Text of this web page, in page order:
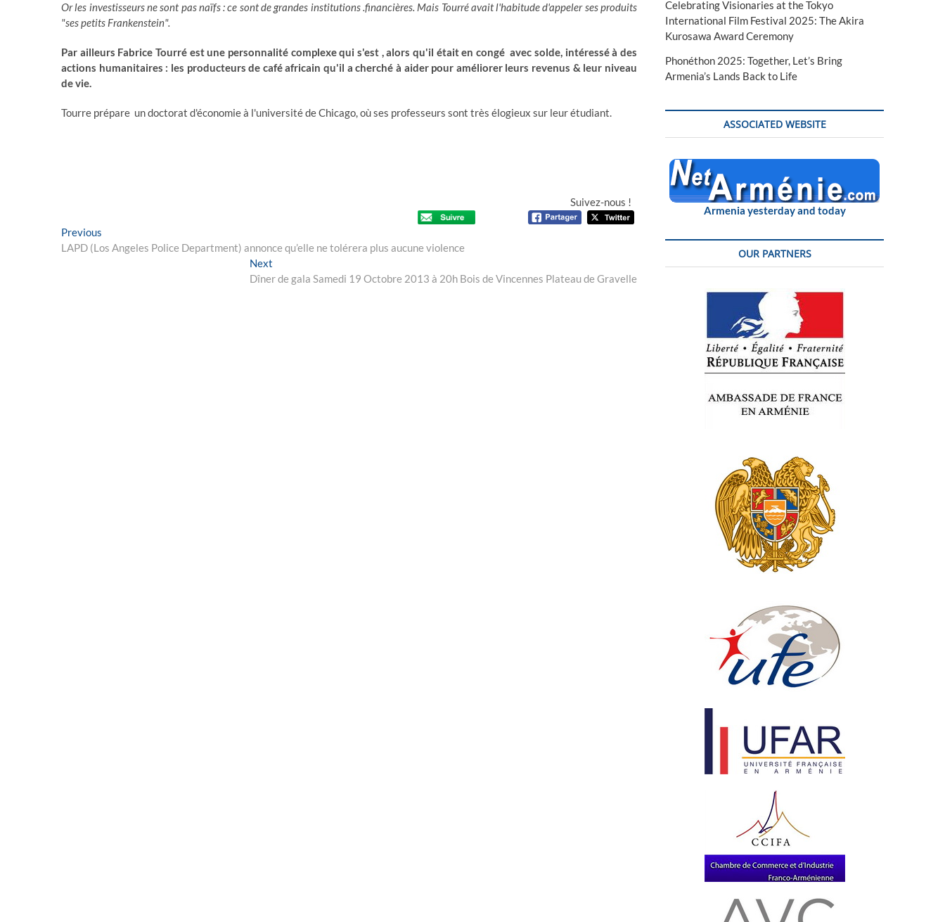
Or les investisseurs ne sont pas naïfs : ce sont de grandes institutions .financières. Mais Tourré avait l'habitude d'appeler ses produits
"ses petits Frankenstein".
Par ailleurs Fabrice Tourré est une personnalité complexe qui s'est , alors qu'il était en congé avec solde, intéressé à des
actions humanitaires : les producteurs de café africain qu'il a cherché à aider pour améliorer leurs revenus & leur niveau
de vie.
Tourre prépare un doctorat d'économie à l'université de Chicago, où ses professeurs sont très élogieux sur leur étudiant.
Suivez-nous !
Post
navigation
Previous
post:
LAPD (Los Angeles Police Department) annonce qu’elle ne tolérera plus aucune violence
Next
post:
Dîner de gala Samedi 19 Octobre 2013 à 20h Bois de Vincennes Plateau de Gravelle
Celebrating Visionaries at the Tokyo
International Film Festival 2025: The Akira
Kurosawa Award Ceremony
Phonéthon 2025: Together, Let’s Bring
Armenia’s Lands Back to Life
ASSOCIATED WEBSITE
Armenia yesterday and today
OUR PARTNERS